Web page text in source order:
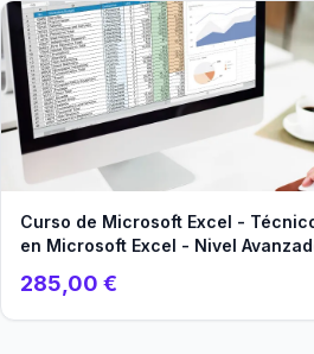
Curso de Microsoft Excel -
en Microsoft Excel - Nivel
285,00 €